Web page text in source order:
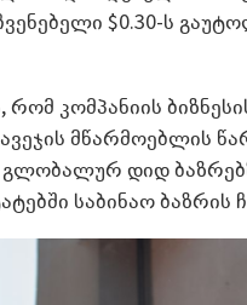
$0.30-ს
რომ კომპანიის
მწარმოებლის
დიდ
საბინაო ბაზრის